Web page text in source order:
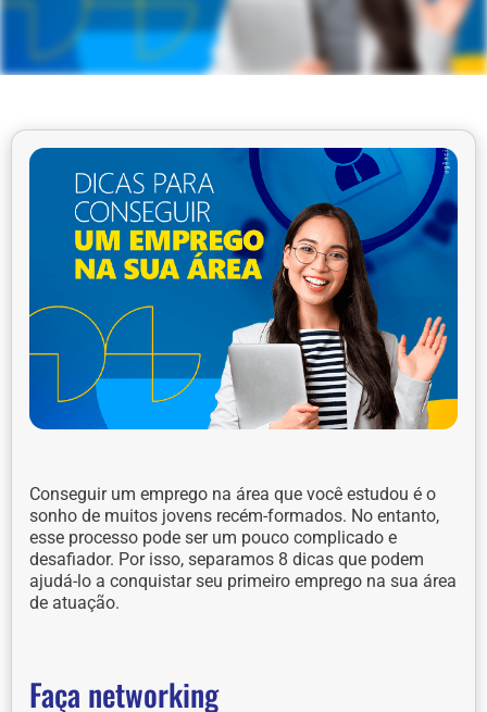
Conseguir um emprego na área que você estudou é o
sonho de muitos jovens recém-formados. No entanto,
esse processo pode ser um pouco complicado e
desafiador. Por isso, separamos 8 dicas que podem
ajudá-lo a conquistar seu primeiro emprego na sua área
de atuação.
Faça networking